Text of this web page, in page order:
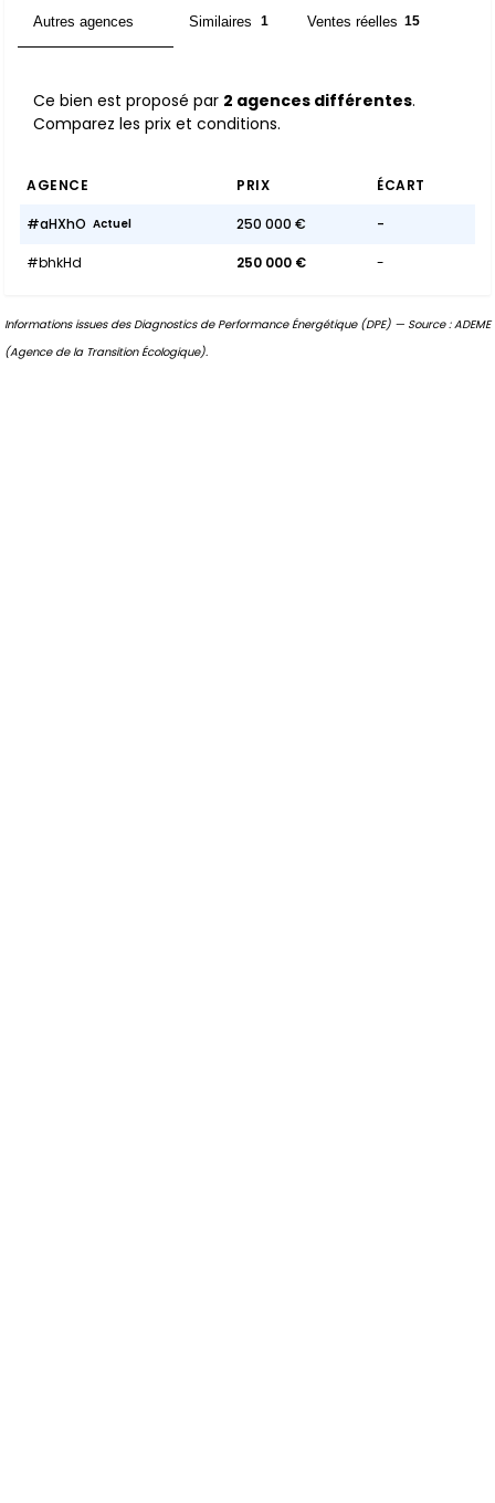
Autres agences Similaires 1 Ventes réelles 15
Ce bien est proposé par 2 agences différentes.
Comparez les prix et conditions.
AGENCE PRIX ÉCART
#aHXhO Actuel 250 000 € -
#bhkHd 250 000 € -
Informations issues des Diagnostics de Performance Énergétique (DPE) — Source : ADEME
(Agence de la Transition Écologique).